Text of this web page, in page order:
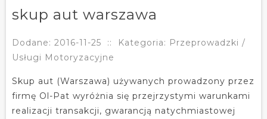
skup aut warszawa
Dodane: 2016-11-25 ::
Kategoria: Przeprowadzki /
Usługi Motoryzacyjne
Skup aut (Warszawa) używanych prowadzony przez
firmę Ol-Pat wyróżnia się przejrzystymi warunkami
realizacji transakcji, gwarancją natychmiastowej